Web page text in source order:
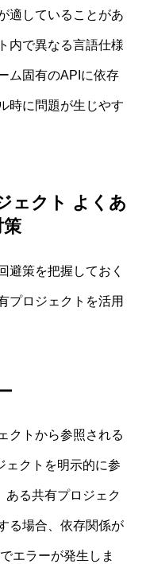
適していることがあ
内で異なる言語仕様
ム固有のAPIに依存
時に問題が生じやす
ェクト よくあ
策
避策を把握しておく
プロジェクトを活用
クトから参照される
ェクトを明示的に参
ある共有プロジェク
る場合、依存関係が
エラーが発生しま